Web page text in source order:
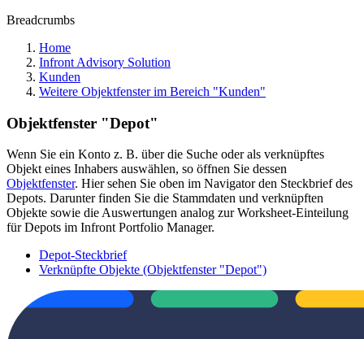
Breadcrumbs
Home
Infront Advisory Solution
Kunden
Weitere Objektfenster im Bereich "Kunden"
Objektfenster "Depot"
Wenn Sie ein Konto z. B. über die Suche oder als verknüpftes
Objekt eines Inhabers auswählen, so öffnen Sie dessen
Objektfenster. Hier sehen Sie oben im Navigator den Steckbrief des
Depots. Darunter finden Sie die Stammdaten und verknüpften
Objekte sowie die Auswertungen analog zur Worksheet-Einteilung
für Depots im Infront Portfolio Manager.
Depot-Steckbrief
Verknüpfte Objekte (Objektfenster "Depot")